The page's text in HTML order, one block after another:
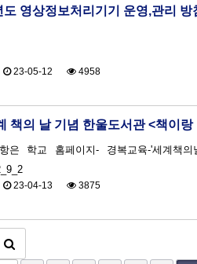
영상정보처리기기 운영,관리 방
23-05-12 4958
책의 날 기념 한울도서관 <책이랑
교 홈페이지- 경복교육-'세계책의날' 게시판을 참조해
23-04-13 3875